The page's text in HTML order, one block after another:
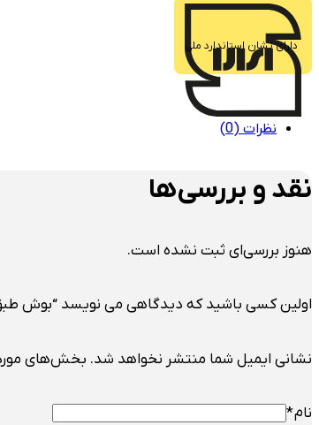
دارای نشان استاندارد ملی
نظرات (0)
نقد و بررسی‌ها
هنوز بررسی‌ای ثبت نشده است.
اولین کسی باشید که دیدگاهی می نویسد “بوش طبق
نشانی ایمیل شما منتشر نخواهد شد. بخش‌های
نام*